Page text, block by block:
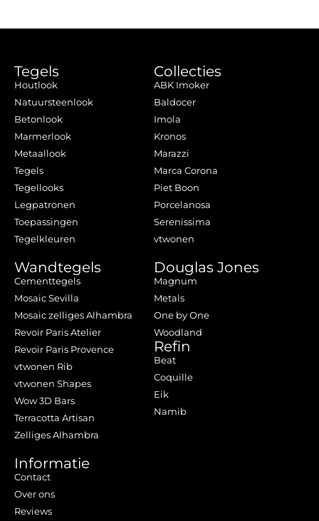
Tegels
Houtlook
Natuursteenlook
Betonlook
Marmerlook
Metaallook
Tegels
Tegellooks
Legpatronen
Toepassingen
Tegelkleuren
Collecties
ABK Imoker
Baldocer
Imola
Kronos
Marazzi
Marca Corona
Piet Boon
Porcelanosa
Serenissima
vtwonen
Wandtegels
Cementtegels
Mosaic Sevilla
Mosaic zelliges Alhambra
Revoir Paris Atelier
Revoir Paris Provence
vtwonen Rib
vtwonen Shapes
Wow 3D Bars
Terracotta Artisan
Zelliges Alhambra
Douglas Jones
Magnum
Metals
One by One
Woodland
Refin
Beat
Coquille
Eik
Namib
Informatie
Contact
Over ons
Reviews